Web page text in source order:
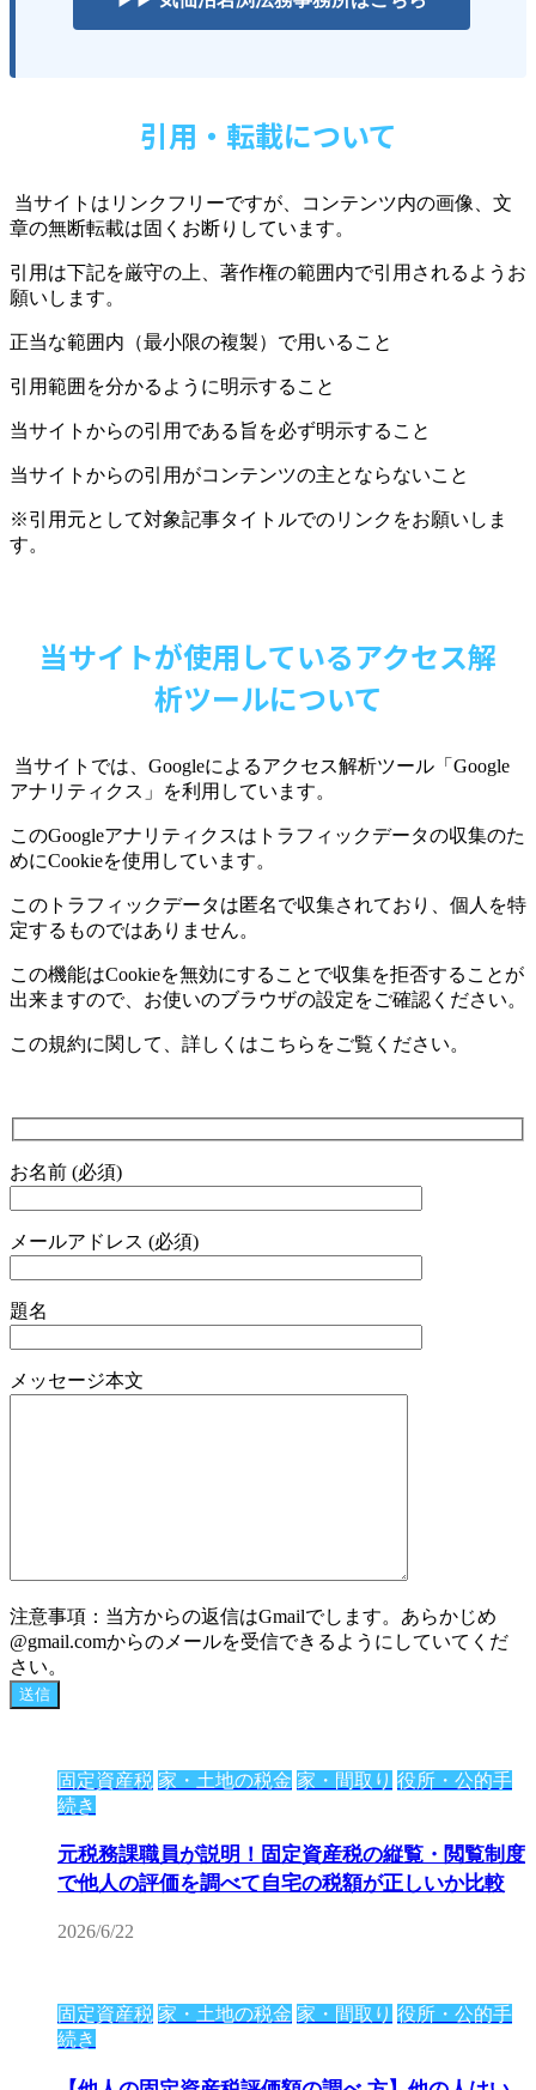
引用・転載について
当サイトはリンクフリーですが、コンテンツ内の画像、文
章の無断転載は固くお断りしています。
引用は下記を厳守の上、著作権の範囲内で引用されるようお
願いします。
正当な範囲内（最小限の複製）で用いること
引用範囲を分かるように明示すること
当サイトからの引用である旨を必ず明示すること
当サイトからの引用がコンテンツの主とならないこと
※引用元として対象記事タイトルでのリンクをお願いしま
す。
当サイトが使用しているアクセス解
析ツールについて
当サイトでは、 Googleによるアクセス解析ツール「 Google
アナリティクス」を利用しています。
このGoogleアナリティクスはトラフィックデータの収集のた
めにCookieを使用しています。
このトラフィックデータは匿名で収集されており、個人を特
定するものではありません。
この機能はCookieを無効にすることで収集を拒否することが
出来ますので、お使いのブラウザの設定をご確認ください。
この規約に関して、詳しくはこちらをご覧ください。
お名前 (必須)
メールアドレス (必須)
題名
メッセージ本文
注意事項：当方からの返信はGmailでします。あらかじめ
@gmail.comからのメールを受信できるようにしていてくだ
さい。
固定資産税 家・土地の税金 家・間取り 役所・公的手
続き
元税務課職員が説明！固定資産税の縦覧・閲覧制度
で他人の評価を調べて自宅の税額が正しいか比較
2026/6/22
固定資産税 家・土地の税金 家・間取り 役所・公的手
続き